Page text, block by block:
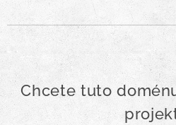
Chcete tuto